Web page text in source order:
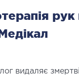
видаляє